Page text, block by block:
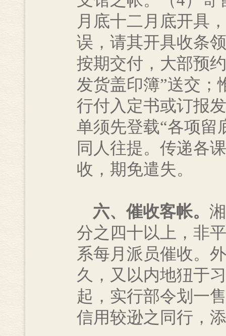
月底十二月底开具
误，请其开具收条
按期交付，大部预
发货盖印簿”送交；
行付入定书或订报
单须先登载“各项留
同人往提。传递各
收，期免遣失。
六、催收客帐。
分之四十以上，非
系每月派员催收。
久，又以内地狃于
起，实行部令划一
信用较逊之同行，